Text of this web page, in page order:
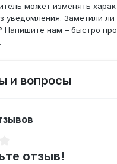
может изменять
уведомления. Заметили ли
Напишите нам – быстро
и вопросы
отзыв!